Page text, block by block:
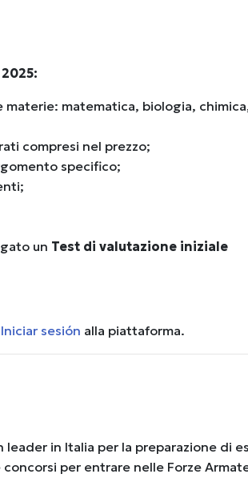
matematica, biologia,
compresi nel prezzo;
specifico;
un Test di valutazione iniziale
Iniciar sesión alla piattaforma.
in Italia per la preparazione di
per entrare nelle Forze